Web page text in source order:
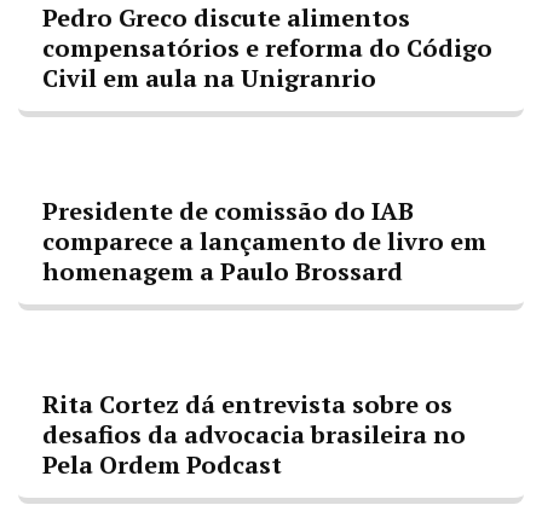
Pedro Greco discute alimentos
compensatórios e reforma do Código
Civil em aula na Unigranrio
Presidente de comissão do IAB
comparece a lançamento de livro em
homenagem a Paulo Brossard
Rita Cortez dá entrevista sobre os
desafios da advocacia brasileira no
Pela Ordem Podcast